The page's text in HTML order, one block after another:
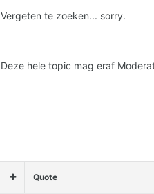
Vergeten te zoeken... sorry.
Deze hele topic mag eraf
Quote